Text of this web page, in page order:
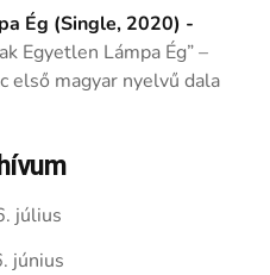
Ég (Single, 2020) -
Egyetlen Lámpa Ég” –
első magyar nyelvű dala
július
június